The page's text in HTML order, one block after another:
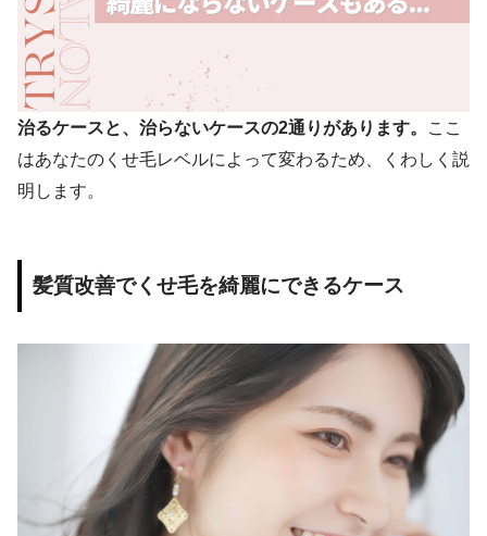
治るケースと、治らないケースの2通りがあります。
ここ
はあなたのくせ毛レベルによって変わるため、くわしく説
明します。
髪質改善でくせ毛を綺麗にできるケース